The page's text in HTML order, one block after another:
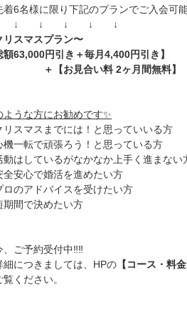
6名様に限り下記のプランでご入会可
↓ ↓ ↓ ↓
リスマスプラン〜
額63,000円引き＋毎月4,400円引き】
＋【お見合い料 2ヶ月間無料】
ような方にお勧めです✨
リスマスまでには！と思っていいる方
機一転で頑張ろう！と思っている方
動はしているがなかなか上手く進まない
全安心で婚活を進めたい方
ロのアドバイスを受けたい方
期間で決めたい方
、ご予約受付中‼️‼️
につきましては、HPの 【コース・料金
ください。